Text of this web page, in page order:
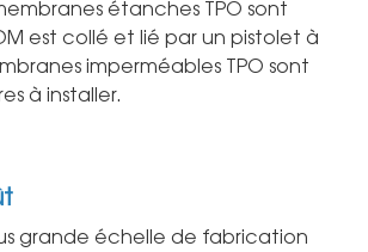
étanches TPO sont
est collé et lié par un pistolet à
imperméables TPO sont
à installer.
grande échelle de fabrication